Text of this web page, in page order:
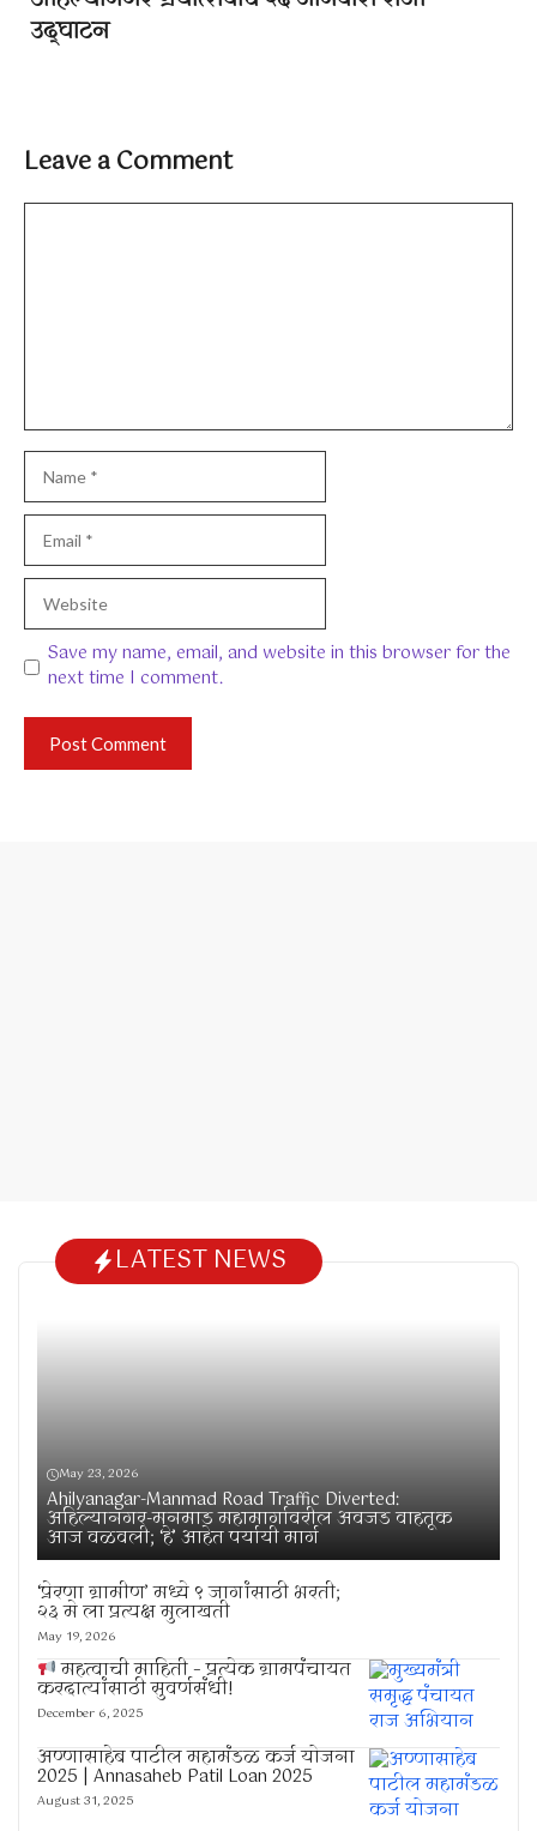
उद्घाटन
Leave a Comment
Save my name, email, and website in this browser for the
next time I comment.
LATEST NEWS
May 23, 2026
Ahilyanagar-Manmad Road Traffic Diverted:
अहिल्यानगर-मनमाड महामार्गावरील अवजड वाहतूक
आज वळवली; ‘हे’ आहेत पर्यायी मार्ग
‘प्रेरणा ग्रामीण’ मध्ये ९ जागांसाठी भरती;
२३ मे ला प्रत्यक्ष मुलाखती
May 19, 2026
महत्वाची माहिती – प्रत्येक ग्रामपंचायत
करदात्यांसाठी सुवर्णसंधी!
December 6, 2025
अण्णासाहेब पाटील महामंडळ कर्ज योजना
2025 | Annasaheb Patil Loan 2025
August 31, 2025